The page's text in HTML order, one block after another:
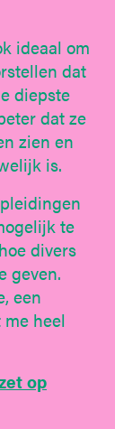
ideaal om
dat
diepste
dat ze
zien en
is.
te
divers
geven.
een
heel
op